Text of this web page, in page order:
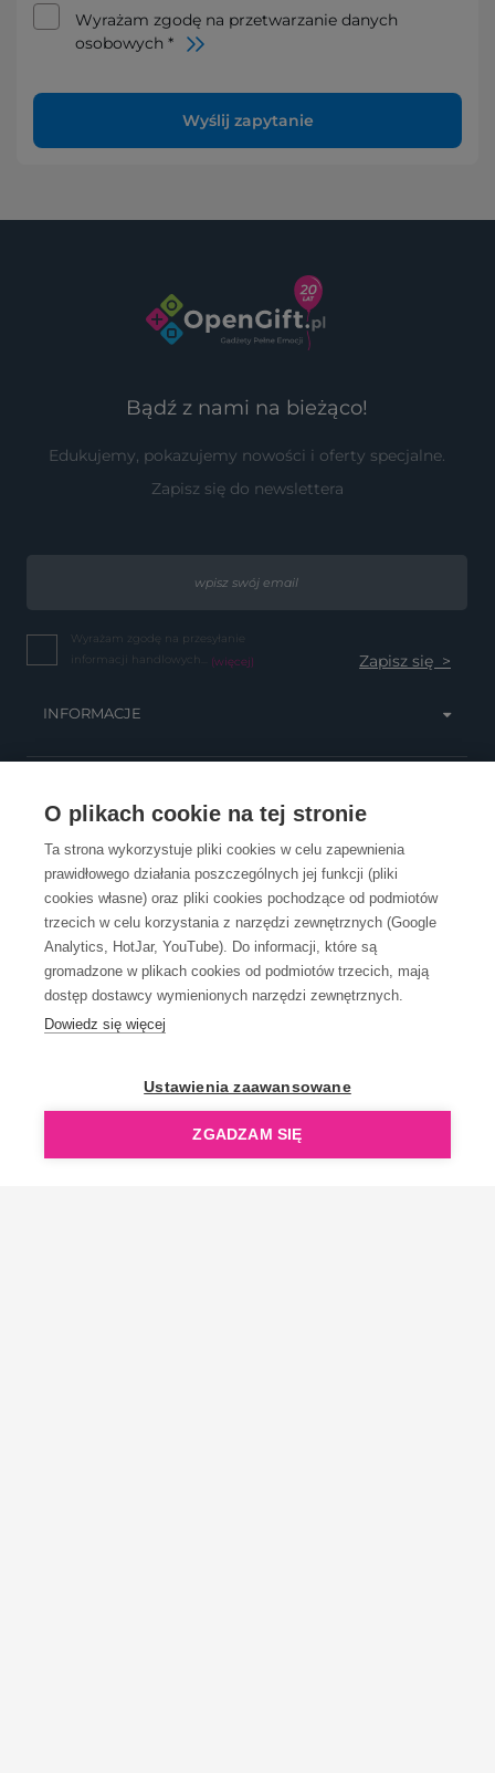
O plikach cookie na tej stronie
Ta strona wykorzystuje pliki cookies w celu zapewnienia
prawidłowego działania poszczególnych jej funkcji (pliki
cookies własne) oraz pliki cookies pochodzące od podmiotów
trzecich w celu korzystania z narzędzi zewnętrznych (Google
Analytics, HotJar, YouTube). Do informacji, które są
gromadzone w plikach cookies od podmiotów trzecich, mają
dostęp dostawcy wymienionych narzędzi zewnętrznych.
Dowiedz się więcej
Ustawienia zaawansowane
ZGADZAM SIĘ
Wyrażam zgodę na przetwarzanie danych
osobowych *
Wyślij zapytanie
Bądź z nami na bieżąco!
Edukujemy, pokazujemy nowości i oferty specjalne.
Zapisz się do newslettera
Wyrażam zgodę na przesyłanie
informacji handlowych... (więcej)
INFORMACJE
OBSŁUGA KLIENTA
KONTAKT
OpenGift jest częścią ReflectGroup.